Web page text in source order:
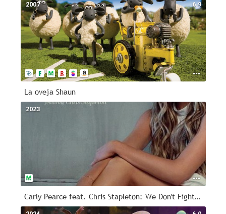
6.9
2007
La oveja Shaun
--
2023
Carly Pearce feat. Chris Stapleton: We Don't Fight Anymore